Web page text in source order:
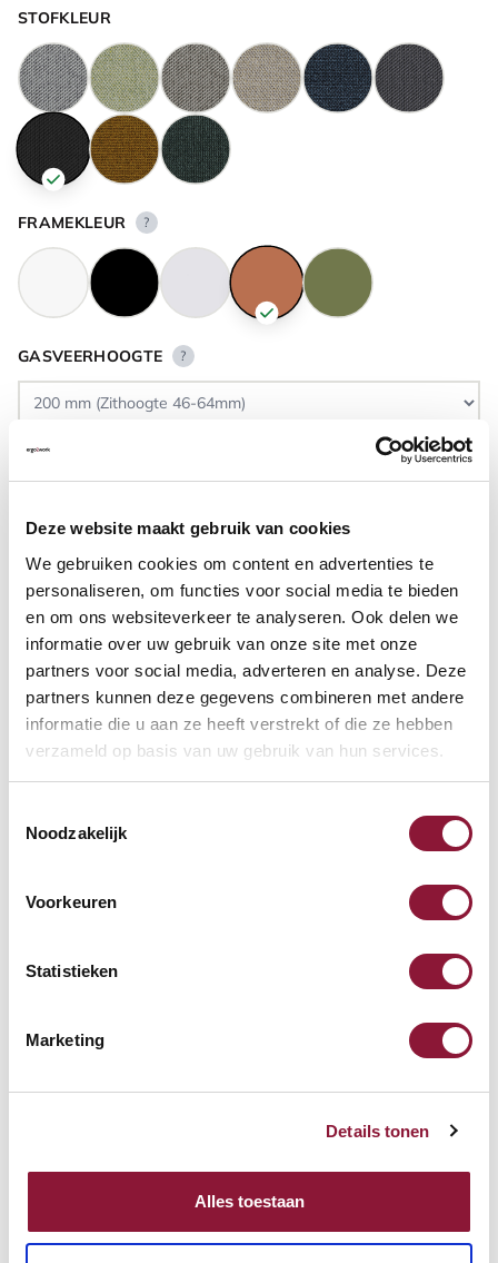
Deze website maakt gebruik van cookies
We gebruiken cookies om content en advertenties te
personaliseren, om functies voor social media te bieden
en om ons websiteverkeer te analyseren. Ook delen we
informatie over uw gebruik van onze site met onze
partners voor social media, adverteren en analyse. Deze
partners kunnen deze gegevens combineren met andere
informatie die u aan ze heeft verstrekt of die ze hebben
verzameld op basis van uw gebruik van hun services.
Noodzakelijk
Voorkeuren
Statistieken
Marketing
Details tonen
Alles toestaan
STOFKLEUR
FRAMEKLEUR ?
GASVEERHOOGTE ?
VOETENRING ?
VOETENSTER IN GEPOLIJST ALUMINIUM ?
Aantal:
Toevoegen aan vergelijker